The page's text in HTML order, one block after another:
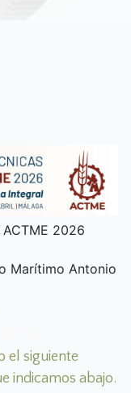
ACTME 2026
Marítimo Antonio
el siguiente
indicamos abajo.